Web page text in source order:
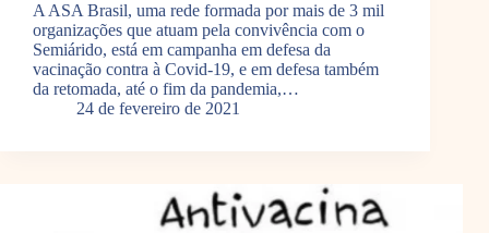
A ASA Brasil, uma rede formada por mais de 3 mil
organizações que atuam pela convivência com o
Semiárido, está em campanha em defesa da
vacinação contra à Covid-19, e em defesa também
da retomada, até o fim da pandemia,…
24 de fevereiro de 2021